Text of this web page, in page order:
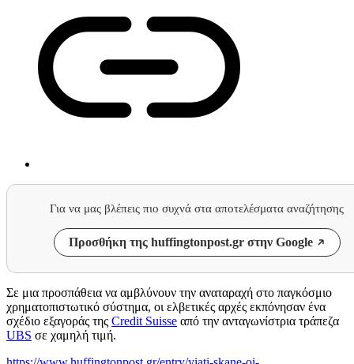
Για να μας βλέπεις πιο συχνά στα αποτελέσματα αναζήτησης
Προσθήκη της huffingtonpost.gr στην Google
Σε μια προσπάθεια να αμβλύνουν την αναταραχή στο παγκόσμιο
χρηματοπιστωτικό σύστημα, οι ελβετικές αρχές εκπόνησαν ένα
σχέδιο εξαγοράς της Credit Suisse από την ανταγωνίστρια τράπεζα
UBS σε χαμηλή τιμή.